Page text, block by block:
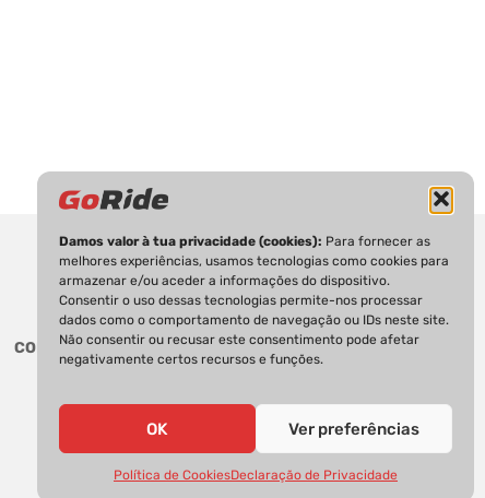
Damos valor à tua privacidade (cookies): Para fornecer as
melhores experiências, usamos tecnologias como cookies para
armazenar e/ou aceder a informações do dispositivo.
Consentir o uso dessas tecnologias permite-nos processar
dados como o comportamento de navegação ou IDs neste site.
Não consentir ou recusar este consentimento pode afetar
negativamente certos recursos e funções.
OK Ver preferências
Política de CookiesDeclaração de Privacidade
CONTACTOS